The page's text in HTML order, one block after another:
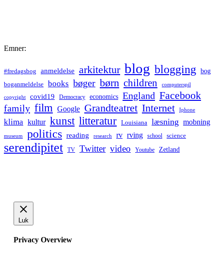
Emner:
#fredagsbog anmeldelse arkitektur blog blogging bog
boganmeldelse books bøger børn children computerspil
copyright covid19 Democracy economics England Facebook
family film Google Grandteatret Internet Iphone
klima kultur kunst litteratur Louisiana læsning mobning
museum politics reading research rv rving school science
serendipitet TV Twitter video Youtube Zetland
Luk
Privacy Overview